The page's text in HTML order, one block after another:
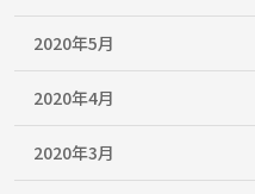
2020年5月
2020年4月
2020年3月